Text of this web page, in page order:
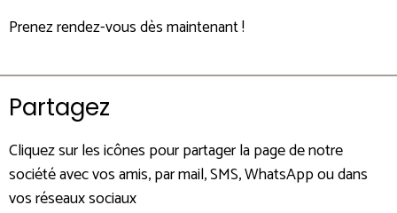
Prenez rendez-vous dès maintenant !
Partagez
Cliquez sur les icônes pour partager la page de notre
société avec vos amis, par mail, SMS, WhatsApp ou dans
vos réseaux sociaux